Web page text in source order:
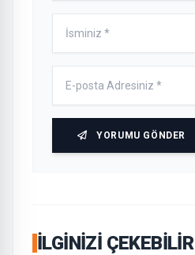
YORUMU GÖNDER
İLGINIZI ÇEKEBILIR